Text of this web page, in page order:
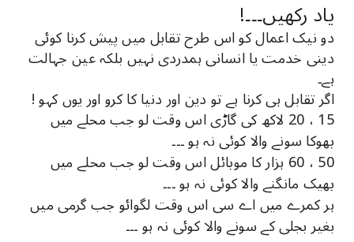
یاد رکھیں۔۔۔!
دو نیک اعمال کو اس طرح تقابل میں پیش کرنا کوئی
دینی خدمت یا انسانی ہمدردی نہیں بلکہ عین جہالت
ہے۔
اگر تقابل ہی کرنا ہے تو دین اور دنیا کا کرو اور یوں کہو !
15 ، 20 ﻻکھ ﮐﯽ ﮔﺎﮌﯼ ﺍﺱ ﻭﻗﺖ لو ﺟﺐ ﻣﺤﻠﮯ ﻣﯿﮟ
ﺑﮭﻮﮐﺎ ﺳﻮﻧﮯ ﻭﺍﻻ ﮐﻮﺋﯽ ﻧﮧ ﮨﻮ ۔۔۔
50 ، 60 ﮨﺰﺍﺭ ﮐﺎ ﻣﻮﺑﺎﺋﻞ ﺍﺱ ﻭﻗﺖ لو ﺟﺐ ﻣﺤﻠﮯ ﻣﯿﮟ
ﺑﮭﯿﮏ ﻣﺎﻧﮕﻨﮯ ﻭﺍﻻ ﮐﻮﺋﯽ ﻧﮧ ﮨﻮ ۔۔۔
ﮨﺮ ﮐﻤﺮﮮ ﻣﯿﮟ ﺍﮮ ﺳﯽ ﺍﺱ ﻭﻗﺖ ﻟﮕﻮﺍئو ﺟﺐ گرمی میں
بغیر بجلی کے سونے والا کوئی نہ ہو ۔۔۔